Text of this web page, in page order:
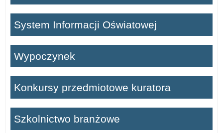
System Informacji Oświatowej
Wypoczynek
Konkursy przedmiotowe kuratora
Szkolnictwo branżowe